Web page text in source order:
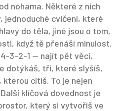
nohama. Některé z nich
, jednoduché cvičení, které
do těla, jiné jsou o tom,
když tě přenáší minulost.
3-2-1 — najít pět věcí,
dotýkáš, tři, které slyšíš,
cítíš. To je nejen
klíčová dovednost je
který si vytvoříš ve